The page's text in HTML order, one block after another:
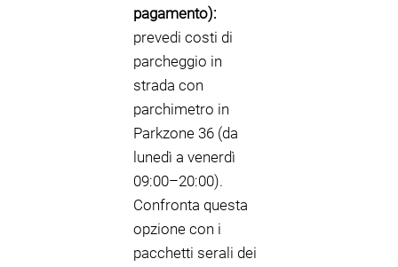
pagamento):
prevedi costi di
parcheggio in
strada con
parchimetro in
Parkzone 36 (da
lunedì a venerdì
09:00–20:00).
Confronta questa
opzione con i
pacchetti serali dei